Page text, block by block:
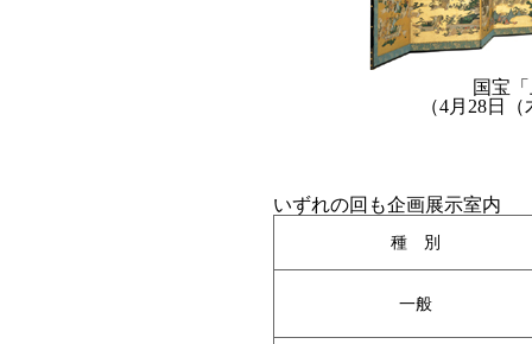
国宝
（4月28日
いずれの回も企画展示室内
種 別
一般